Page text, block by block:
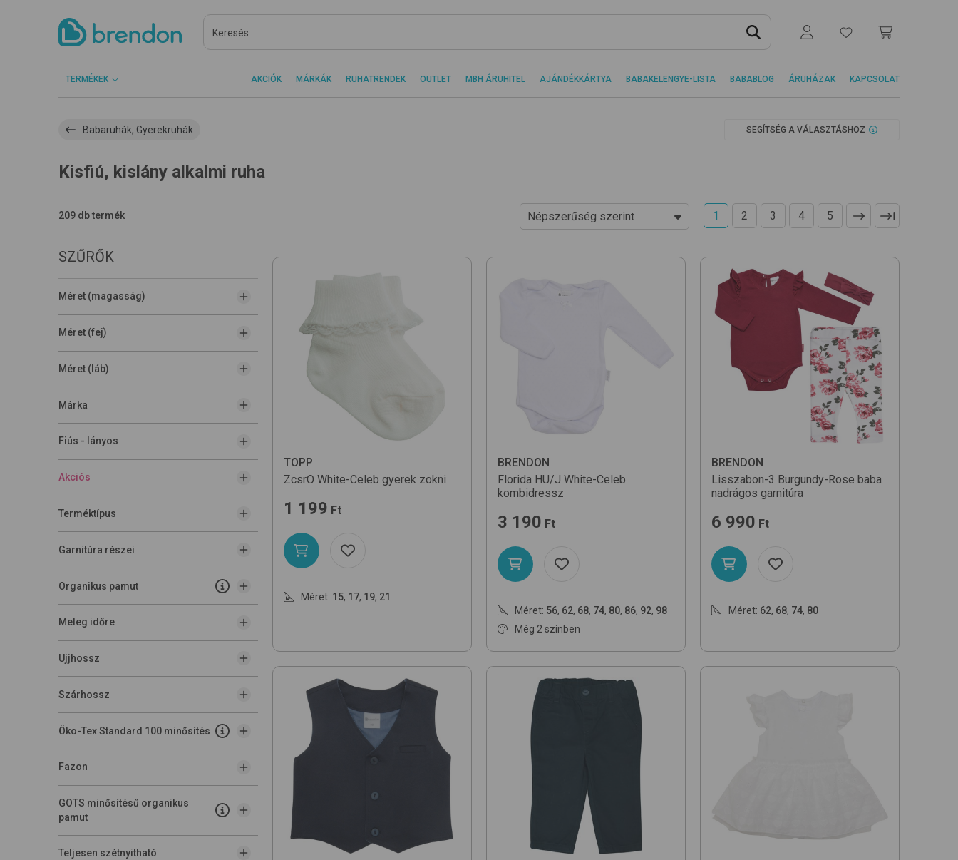
TERMÉKEK AKCIÓK MÁRKÁK RUHATRENDEK OUTLET MBH ÁRUHITEL AJÁNDÉKKÁRTYA BABAKELENGYE-LISTA BABABLOG ÁRUHÁZAK KAPCSOLAT
Babaruhák, Gyerekruhák SEGÍTSÉG A VÁLASZTÁSHOZ
Kisfiú, kislány alkalmi ruha
209 db termék Népszerűség szerint
Népszerűség szerint
Egységár szerint növekvő
Név szerint (A-Z)
1 2 3 4 5
SZŰRŐK
Méret (magasság)
Méret (fej)
Méret (láb)
Márka
Fiús - lányos
Akciós
Terméktípus
Garnitúra részei
Organikus pamut
Meleg időre
Ujjhossz
Szárhossz
Öko-Tex Standard 100 minősítés
Fazon
GOTS minősítésű organikus
pamut
Teljesen szétnyitható
TOPP
ZcsrO White-Celeb gyerek zokni
1 199 Ft
Méret: 15, 17, 19, 21
BRENDON
Florida HU/J White-Celeb
kombidressz
3 190 Ft
Méret: 56, 62, 68, 74, 80, 86, 92, 98
Még 2 színben
BRENDON
Lisszabon-3 Burgundy-Rose baba
nadrágos garnitúra
6 990 Ft
Méret: 62, 68, 74, 80